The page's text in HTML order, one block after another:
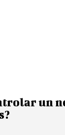
un